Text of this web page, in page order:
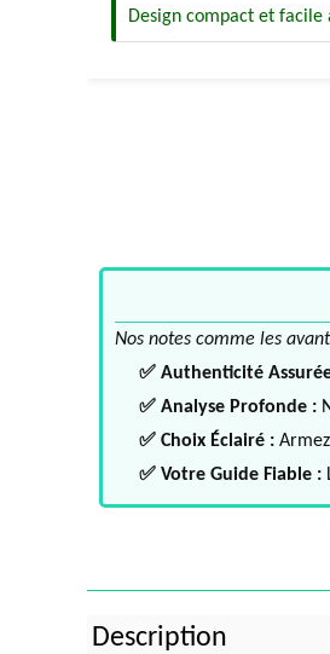
Design compact et
Nos notes comme les
✅ Authenticité
✅ Analyse Profonde :
✅ Choix Éclairé :
✅ Votre Guide Fiable :
Description